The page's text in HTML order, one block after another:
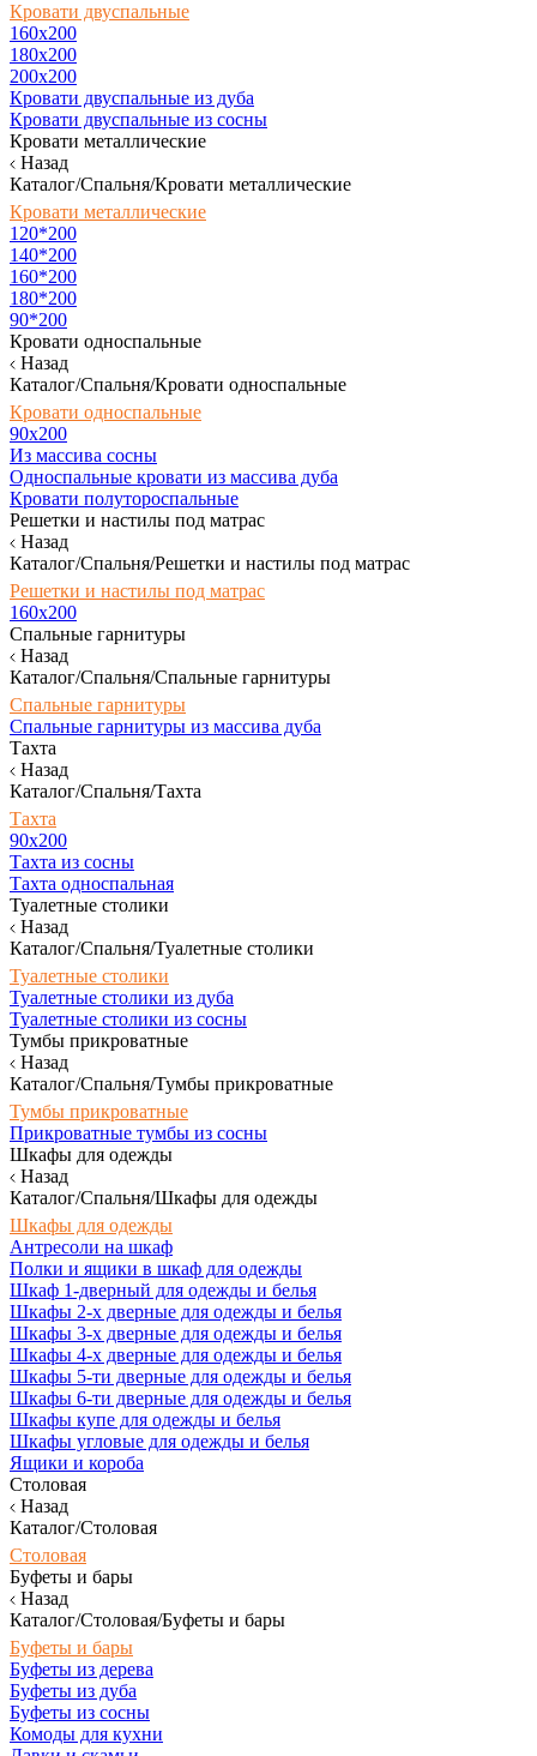
Кровати двуспальные
160х200
180x200
200x200
Кровати двуспальные из дуба
Кровати двуспальные из сосны
Кровати металлические
Назад
Каталог/Спальня/Кровати металлические
Кровати металлические
120*200
140*200
160*200
180*200
90*200
Кровати односпальные
Назад
Каталог/Спальня/Кровати односпальные
Кровати односпальные
90х200
Из массива сосны
Односпальные кровати из массива дуба
Кровати полутороспальные
Решетки и настилы под матрас
Назад
Каталог/Спальня/Решетки и настилы под матрас
Решетки и настилы под матрас
160х200
Спальные гарнитуры
Назад
Каталог/Спальня/Спальные гарнитуры
Спальные гарнитуры
Спальные гарнитуры из массива дуба
Тахта
Назад
Каталог/Спальня/Тахта
Тахта
90х200
Тахта из сосны
Тахта односпальная
Туалетные столики
Назад
Каталог/Спальня/Туалетные столики
Туалетные столики
Туалетные столики из дуба
Туалетные столики из сосны
Тумбы прикроватные
Назад
Каталог/Спальня/Тумбы прикроватные
Тумбы прикроватные
Прикроватные тумбы из сосны
Шкафы для одежды
Назад
Каталог/Спальня/Шкафы для одежды
Шкафы для одежды
Антресоли на шкаф
Полки и ящики в шкаф для одежды
Шкаф 1-дверный для одежды и белья
Шкафы 2-х дверные для одежды и белья
Шкафы 3-х дверные для одежды и белья
Шкафы 4-х дверные для одежды и белья
Шкафы 5-ти дверные для одежды и белья
Шкафы 6-ти дверные для одежды и белья
Шкафы купе для одежды и белья
Шкафы угловые для одежды и белья
Ящики и короба
Столовая
Назад
Каталог/Столовая
Столовая
Буфеты и бары
Назад
Каталог/Столовая/Буфеты и бары
Буфеты и бары
Буфеты из дерева
Буфеты из дуба
Буфеты из сосны
Комоды для кухни